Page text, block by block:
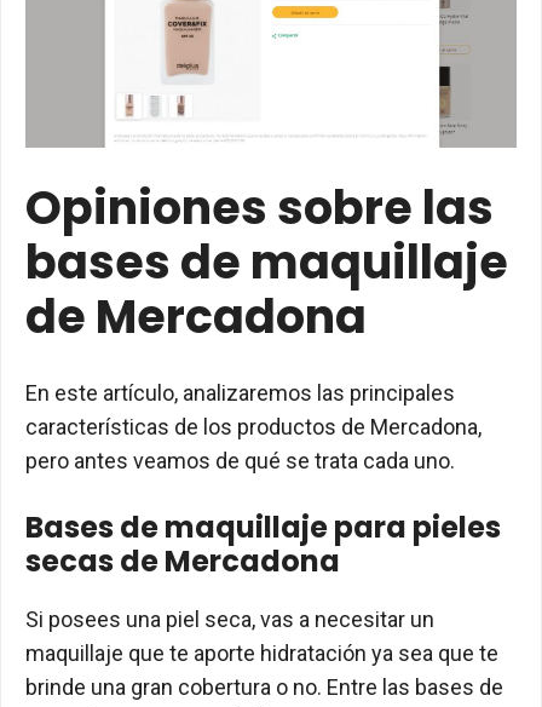
Opiniones sobre las
bases de maquillaje
de Mercadona
En este artículo, analizaremos las principales
características de los productos de Mercadona,
pero antes veamos de qué se trata cada uno.
Bases de maquillaje para pieles
secas de Mercadona
Si posees una piel seca, vas a necesitar un
maquillaje que te aporte hidratación ya sea que te
brinde una gran cobertura o no. Entre las bases de